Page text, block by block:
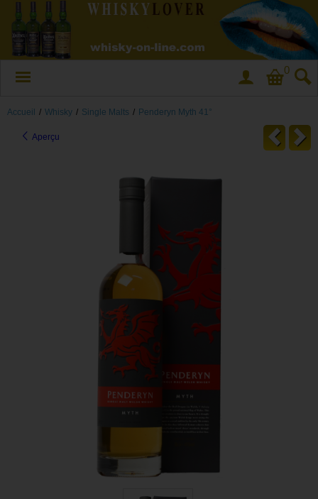
0
Accueil / Whisky / Single Malts / Penderyn Myth 41°
Aperçu